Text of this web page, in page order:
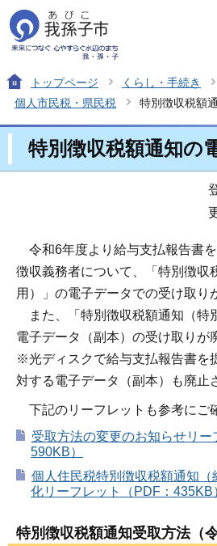
トップページ くらし・手続き
個人市民税・県民税
特別徴収税額
特別徴収税額通知の
令和6年度より給与支払報告書
徴収義務者について、「特別徴収
用）」の電子データでの受け取り
また、「特別徴収税額通知（特
電子データ（副本）の受け取りが
※光ディスクで給与支払報告書を
対する電子データ（副本）も廃止
下記のリーフレットも参考にご
受取方法の変更のお知らせリー
590KB）
個人住民税特別徴収税額通知（
化リーフレット（PDF：435KB
特別徴収税額通知受取方法（